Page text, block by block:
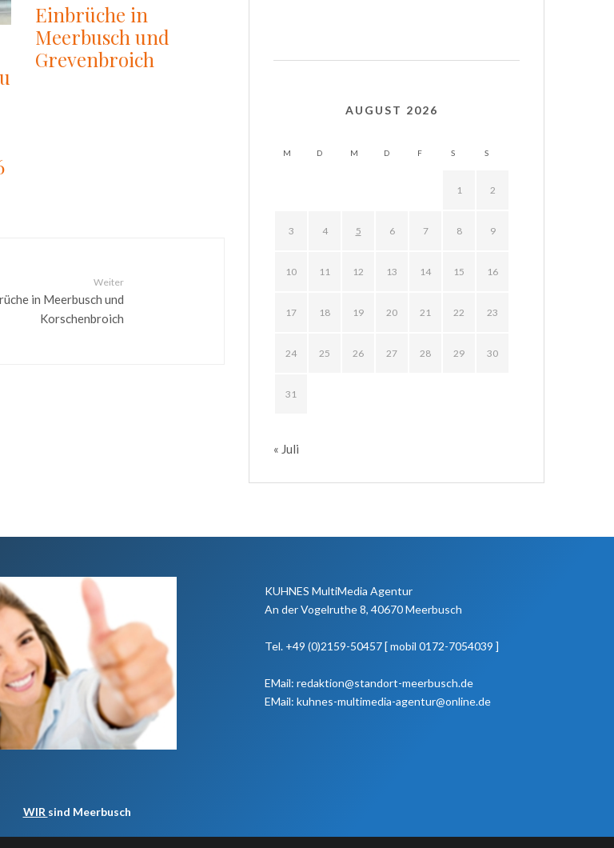
Einbrüche in
Meerbusch und
Grevenbroich
Weiter
in Meerbusch und
Korschenbroich
AUGUST 2026
M D M D F S S
1 2
3 4 5 6 7 8 9
10 11 12 13 14 15 16
17 18 19 20 21 22 23
24 25 26 27 28 29 30
31
« Juli
WIR sind Meerbusch
KUHNES MultiMedia Agentur
An der Vogelruthe 8, 40670 Meerbusch
Tel. +49 (0)2159-50457 [ mobil 0172-7054039 ]
EMail: redaktion@standort-meerbusch.de
EMail: kuhnes-multimedia-agentur@online.de